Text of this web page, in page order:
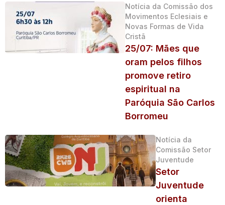
Notícia da Comissão dos
Movimentos Eclesiais e
Novas Formas de Vida
Cristã
25/07: Mães que
oram pelos filhos
promove retiro
espiritual na
Paróquia São Carlos
Borromeu
Notícia da
Comissão Setor
Juventude
Setor
Juventude
orienta